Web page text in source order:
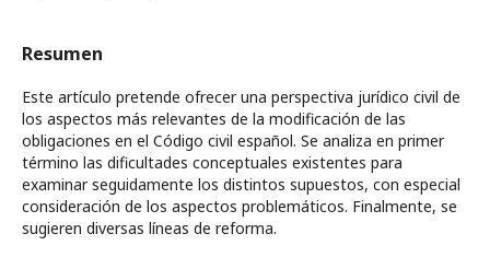
Resumen
Este artículo pretende ofrecer una perspectiva jurídico civil de
los aspectos más relevantes de la modificación de las
obligaciones en el Código civil español. Se analiza en primer
término las dificultades conceptuales existentes para
examinar seguidamente los distintos supuestos, con especial
consideración de los aspectos problemáticos. Finalmente, se
sugieren diversas líneas de reforma.